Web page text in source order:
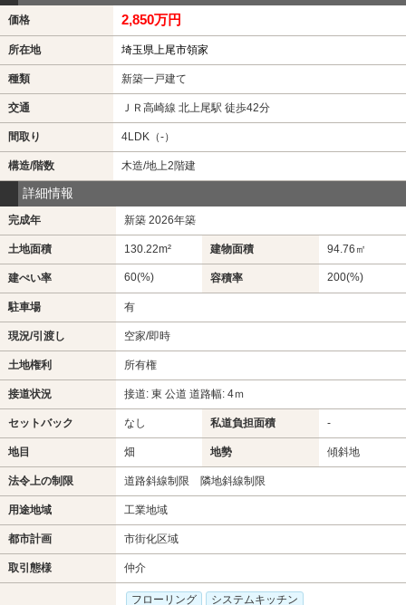
価格 2,850万円
所在地 埼玉県上尾市領家
種類 新築一戸建て
交通 ＪＲ高崎線 北上尾駅 徒歩42分
間取り 4LDK（-）
構造/階数 木造/地上2階建
詳細情報
完成年 新築 2026年築
土地面積 130.22m² 建物面積 94.76㎡
建ぺい率 60(%) 容積率 200(%)
駐車場 有
現況/引渡し 空家/即時
土地権利 所有権
接道状況 接道: 東 公道 道路幅: 4ｍ
セットバック なし 私道負担面積 -
地目 畑 地勢 傾斜地
法令上の制限 道路斜線制限 隣地斜線制限
用途地域 工業地域
都市計画 市街化区域
取引態様 仲介
フローリング
システムキッチン